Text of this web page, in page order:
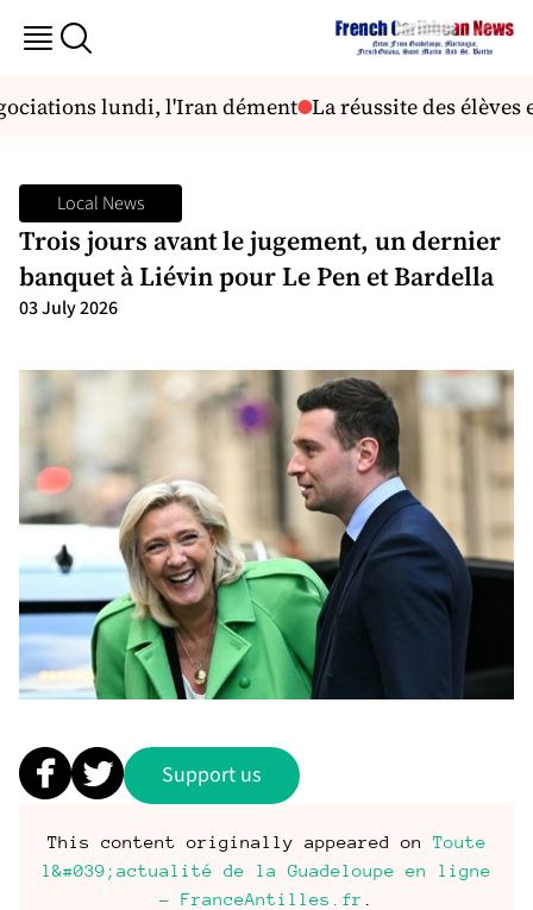
lundi, l'Iran dément La réussite des élèves
Local News
Trois jours avant le jugement, un dernier
banquet à Liévin pour Le Pen et Bardella
03 July 2026
Support us
This content originally appeared on Toute
l&#039;actualité de la Guadeloupe en ligne
- FranceAntilles.fr